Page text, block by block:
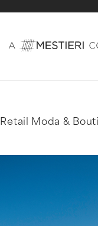
Retail Moda &